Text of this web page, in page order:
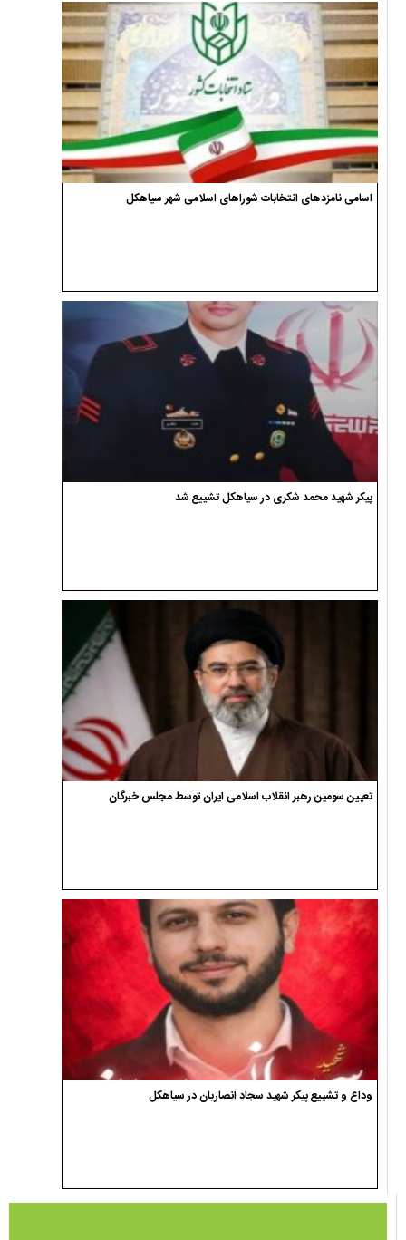
اسامی نامزدهای انتخابات شوراهای اسلامی شهر سیاهکل
پیکر شهید محمد شکری در سیاهکل تشییع شد
تعیین سومین رهبر انقلاب اسلامی ایران توسط مجلس خبرگان
وداع و تشییع پیکر شهید سجاد انصاریان در سیاهکل